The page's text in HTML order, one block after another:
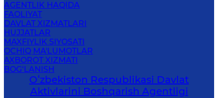
AGENTLIK HAQIDA
FAOLIYAT
DAVLAT XIZMATLARI
HUJJATLAR
MAXFIYLIK SIYOSATI
OCHIQ MA'LUMOTLAR
AXBOROT XIZMATI
BOG‘LANISH
Oʻzbekiston Respublikasi Davlat
Aktivlarini Boshqarish Agentligi